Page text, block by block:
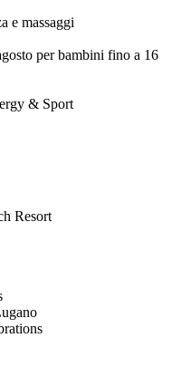
e massaggi
per bambini fino a 16
& Sport
Resort